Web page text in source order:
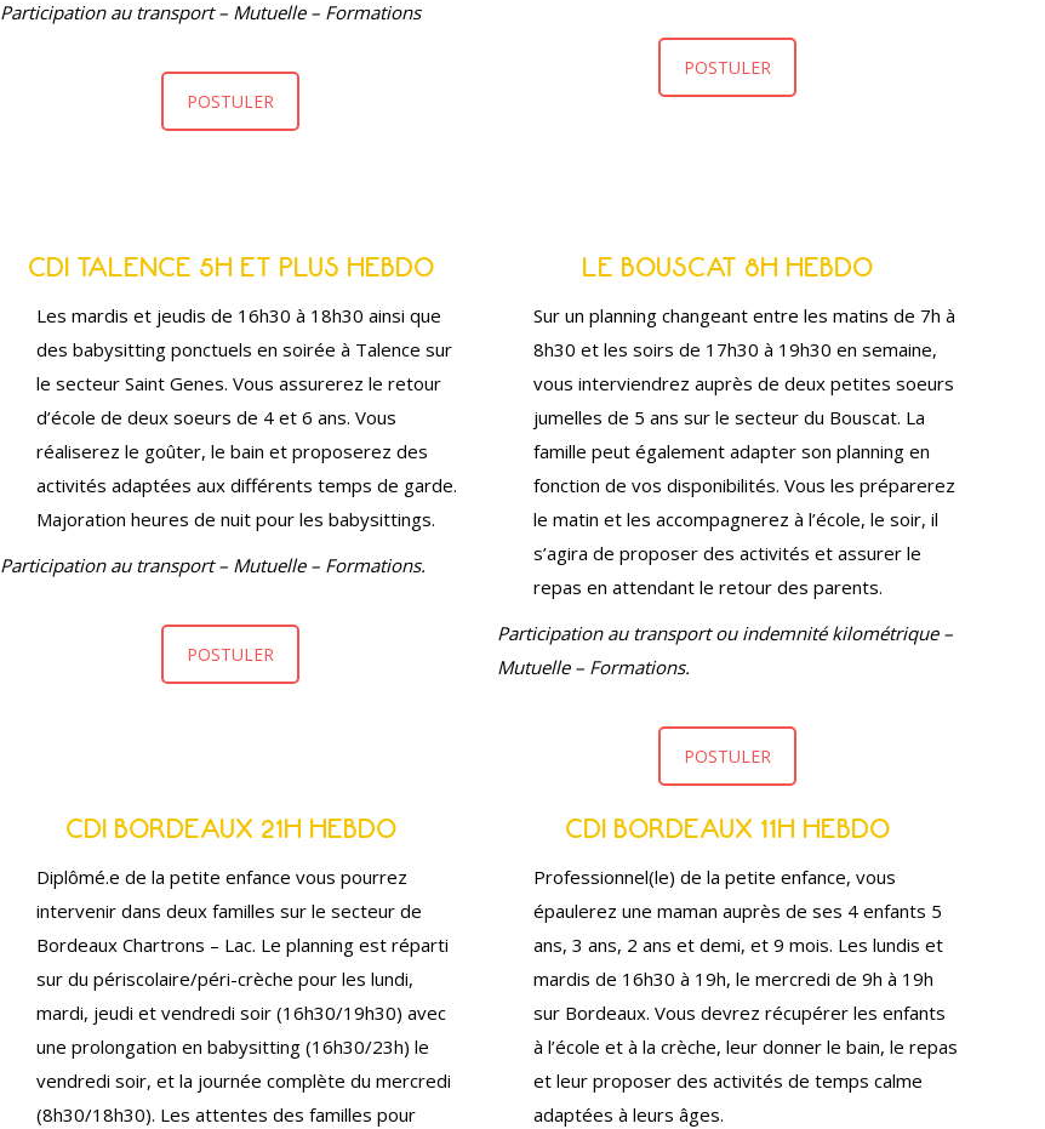
Participation au transport – Mutuelle – Formations
POSTULER
POSTULER
CDI TALENCE 5H ET PLUS HEBDO
Les mardis et jeudis de 16h30 à 18h30 ainsi que
des babysitting ponctuels en soirée à Talence sur
le secteur Saint Genes. Vous assurerez le retour
d’école de deux soeurs de 4 et 6 ans. Vous
réaliserez le goûter, le bain et proposerez des
activités adaptées aux différents temps de garde.
Majoration heures de nuit pour les babysittings.
Participation au transport – Mutuelle – Formations.
POSTULER
LE BOUSCAT 8H HEBDO
Sur un planning changeant entre les matins de 7h à
8h30 et les soirs de 17h30 à 19h30 en semaine,
vous interviendrez auprès de deux petites soeurs
jumelles de 5 ans sur le secteur du Bouscat. La
famille peut également adapter son planning en
fonction de vos disponibilités. Vous les préparerez
le matin et les accompagnerez à l’école, le soir, il
s’agira de proposer des activités et assurer le
repas en attendant le retour des parents.
Participation au transport ou indemnité kilométrique –
Mutuelle – Formations.
POSTULER
CDI BORDEAUX 21H HEBDO
Diplômé.e de la petite enfance vous pourrez
intervenir dans deux familles sur le secteur de
Bordeaux Chartrons – Lac. Le planning est réparti
sur du périscolaire/péri-crèche pour les lundi,
mardi, jeudi et vendredi soir (16h30/19h30) avec
une prolongation en babysitting (16h30/23h) le
vendredi soir, et la journée complète du mercredi
(8h30/18h30). Les attentes des familles pour
CDI BORDEAUX 11H HEBDO
Professionnel(le) de la petite enfance, vous
épaulerez une maman auprès de ses 4 enfants 5
ans, 3 ans, 2 ans et demi, et 9 mois. Les lundis et
mardis de 16h30 à 19h, le mercredi de 9h à 19h
sur Bordeaux. Vous devrez récupérer les enfants
à l’école et à la crèche, leur donner le bain, le repas
et leur proposer des activités de temps calme
adaptées à leurs âges.